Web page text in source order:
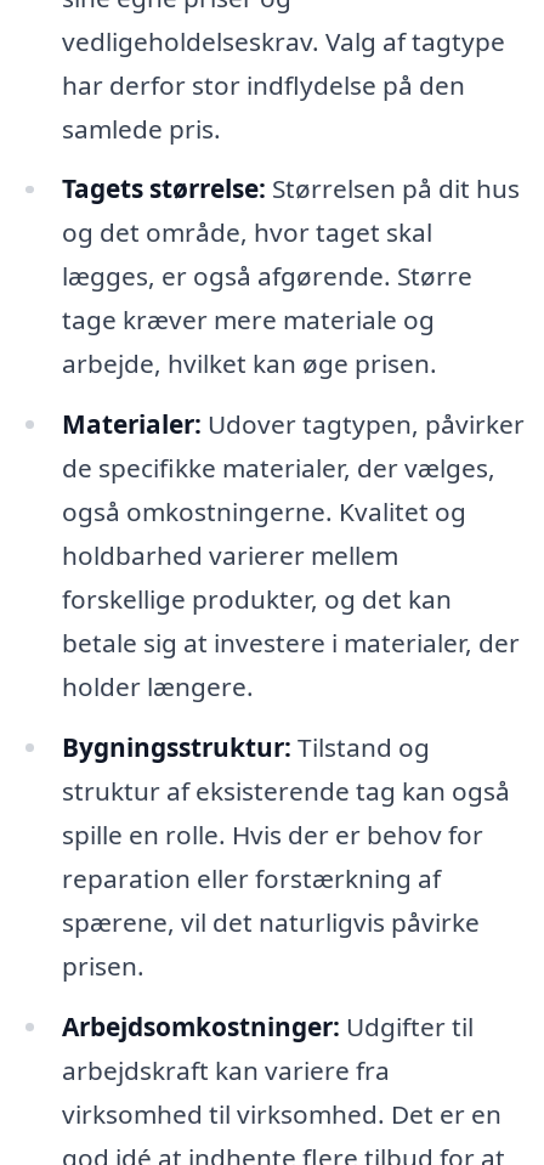
vedligeholdelseskrav. Valg af tagtype
har derfor stor indflydelse på den
samlede pris.
Tagets størrelse: Størrelsen på dit hus
og det område, hvor taget skal
lægges, er også afgørende. Større
tage kræver mere materiale og
arbejde, hvilket kan øge prisen.
Materialer: Udover tagtypen, påvirker
de specifikke materialer, der vælges,
også omkostningerne. Kvalitet og
holdbarhed varierer mellem
forskellige produkter, og det kan
betale sig at investere i materialer, der
holder længere.
Bygningsstruktur: Tilstand og
struktur af eksisterende tag kan også
spille en rolle. Hvis der er behov for
reparation eller forstærkning af
spærene, vil det naturligvis påvirke
prisen.
Arbejdsomkostninger: Udgifter til
arbejdskraft kan variere fra
virksomhed til virksomhed. Det er en
god idé at indhente flere tilbud for at